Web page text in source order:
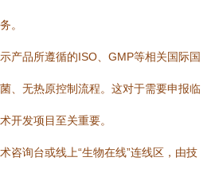
。
示产品所遵循的ISO、GMP等相关国际国
、无热原控制流程。这对于需要申报临
开发项目至关重要。
咨询台或线上“生物在线”连线区，由技